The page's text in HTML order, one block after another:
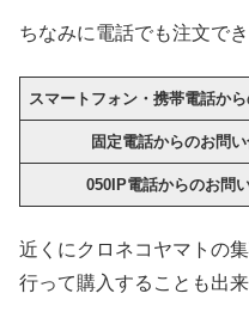
ちなみに電話でも注文でき
スマートフォン・携帯電話か
固定電話からのお問
050IP電話からのお問
近くにクロネコヤマトの
行って購入することも出来